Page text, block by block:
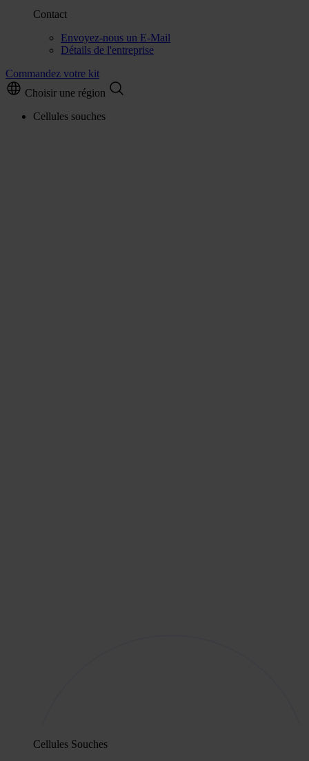
Contact
Envoyez-nous un E-Mail
Détails de l'entreprise
Commandez votre kit
Choisir une région
Cellules souches
Cellules Souches